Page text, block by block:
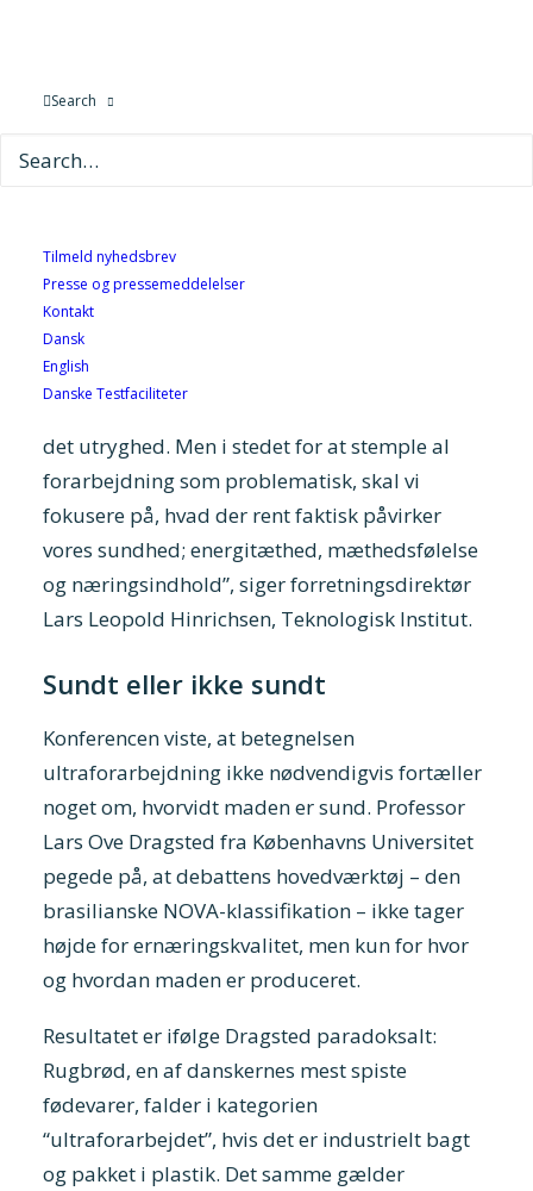
Search
Tilmeld nyhedsbrev
Presse og pressemeddelelser
Kontakt
Dansk
English
Danske Testfaciliteter
satte forskere og aktører problemstillingen
under lup og opfordrede til at flytte fokus fra
bekymrede for deres ernæring. Vi ser fødevarer
med ingredienslister som en hel roman, fyldt
med stoffer, man ikke kender fra
hverdagskøkkenet, og mad, der kan holde sig
det utryghed. Men i stedet for at stemple al
forarbejdning som problematisk, skal vi
fokusere på, hvad der rent faktisk påvirker
vores sundhed; energitæthed, mæthedsfølelse
og næringsindhold”, siger forretningsdirektør
Lars Leopold Hinrichsen, Teknologisk Institut.
Sundt eller ikke sundt
Konferencen viste, at betegnelsen
ultraforarbejdning ikke nødvendigvis fortæller
noget om, hvorvidt maden er sund. Professor
Lars Ove Dragsted fra Københavns Universitet
pegede på, at debattens hovedværktøj – den
brasilianske NOVA-klassifikation – ikke tager
højde for ernæringskvalitet, men kun for hvor
og hvordan maden er produceret.
Resultatet er ifølge Dragsted paradoksalt:
Rugbrød, en af danskernes mest spiste
fødevarer, falder i kategorien
“ultraforarbejdet”, hvis det er industrielt bagt
og pakket i plastik. Det samme gælder